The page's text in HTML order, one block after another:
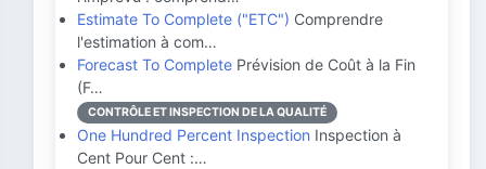
Estimate To Complete ("ETC") Comprendre
l'estimation à com…
Forecast To Complete Prévision de Coût à la Fin
(F…
CONTRÔLE ET INSPECTION DE LA QUALITÉ
One Hundred Percent Inspection Inspection à
Cent Pour Cent :…